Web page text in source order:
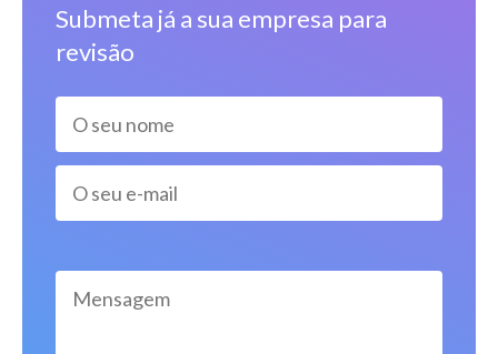
Submeta já a sua empresa para
revisão